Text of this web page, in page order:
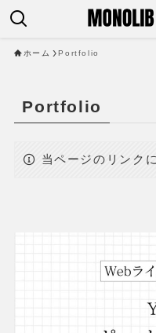
ホーム Portfolio
Portfolio
当ページのリンク